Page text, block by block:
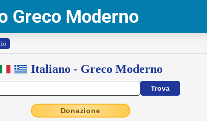
Greco Moderno
Italiano - Greco Moderno
Donazione